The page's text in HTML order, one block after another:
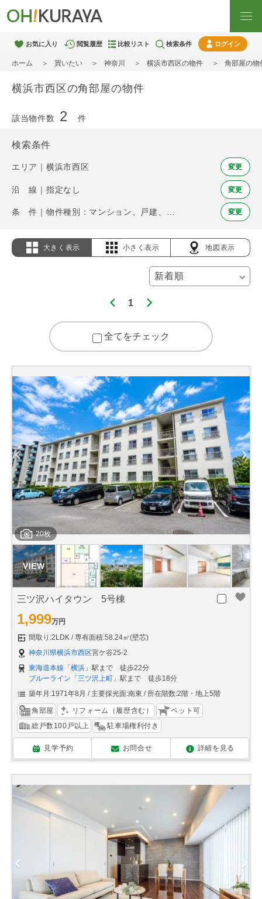
お気に入り 閲覧履歴 比較リスト 検索条件 ログイン
ホーム 買いたい 神奈川 横浜市西区の物件 角部屋の物
横浜市西区の角部屋の物件
該当物件数 2 件
検索条件
エリア｜横浜市西区 変更
沿 線｜指定なし 変更
変更
大きく表示 小さく表示 地図表示
1
全てをチェック
20枚
三ツ沢ハイタウン 5号棟
1,999万円
間取り:2LDK
専有面積:58.24㎡(壁芯)
神奈川県横浜市西区宮ケ谷25-2
東海道本線 「 横浜 」駅まで 徒歩22分
ブルーライン 「 三ツ沢上町 」駅まで 徒歩18分
築年月:1971年8月
主要採光面:南東 所在階数:2階・地上5階
角部屋 リフォーム（履歴含む）
ペット可
総戸数100戸以上
駐車場権利付き
見学予約 お問合せ 詳細を見る